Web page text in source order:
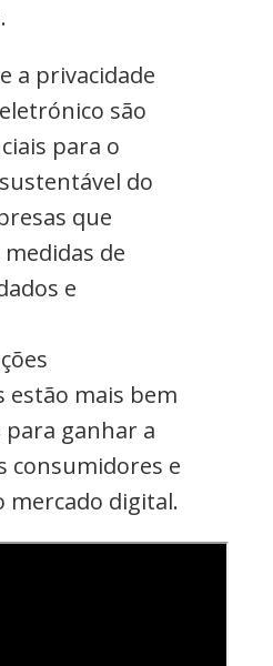
a privacidade
são
para o
do
que
de
e
estão mais bem
para ganhar a
consumidores e
mercado digital.